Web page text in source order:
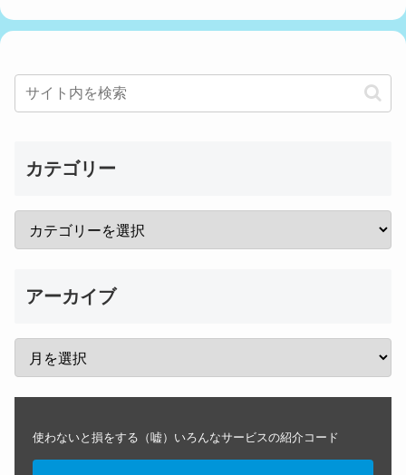
カテゴリー
アーカイブ
使わないと損をする（嘘）いろんなサービスの紹介コード